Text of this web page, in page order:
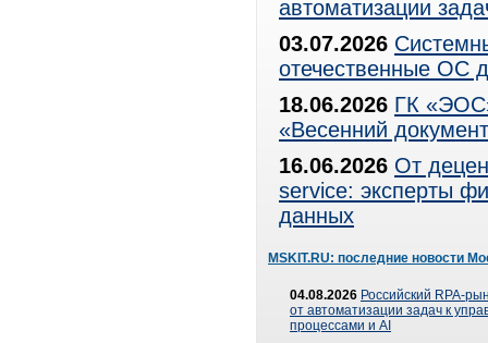
автоматизации
03.07.2026
отечественные ОС
18.06.2026 ГК
«Весенний
16.06.2026 От
service: эксперты
данных
MSKIT.RU: последние новости
04.08.2026 Российский RPA-
от автоматизации задач к
процессами и AI